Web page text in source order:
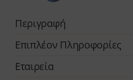
Περιγραφή
Επιπλέον Πληροφορίες
Εταιρεία